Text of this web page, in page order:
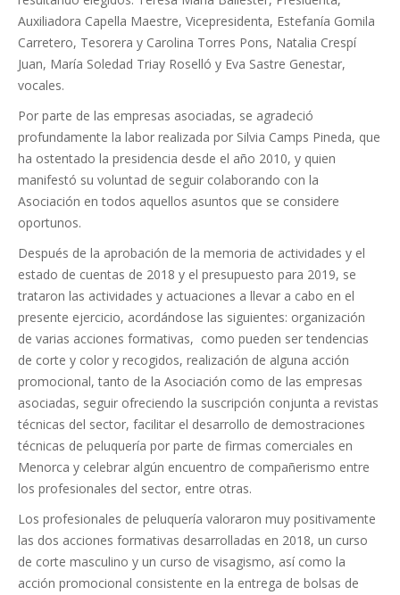
Auxiliadora Capella Maestre, Vicepresidenta, Estefanía Gomila
Carretero, Tesorera y Carolina Torres Pons, Natalia Crespí
Juan, María Soledad Triay Roselló y Eva Sastre Genestar,
vocales.
Por parte de las empresas asociadas, se agradeció
profundamente la labor realizada por Silvia Camps Pineda, que
ha ostentado la presidencia desde el año 2010, y quien
manifestó su voluntad de seguir colaborando con la
Asociación en todos aquellos asuntos que se considere
oportunos.
Después de la aprobación de la memoria de actividades y el
estado de cuentas de 2018 y el presupuesto para 2019, se
trataron las actividades y actuaciones a llevar a cabo en el
presente ejercicio, acordándose las siguientes: organización
de varias acciones formativas, como pueden ser tendencias
de corte y color y recogidos, realización de alguna acción
promocional, tanto de la Asociación como de las empresas
asociadas, seguir ofreciendo la suscripción conjunta a revistas
técnicas del sector, facilitar el desarrollo de demostraciones
técnicas de peluquería por parte de firmas comerciales en
Menorca y celebrar algún encuentro de compañerismo entre
los profesionales del sector, entre otras.
Los profesionales de peluquería valoraron muy positivamente
las dos acciones formativas desarrolladas en 2018, un curso
de corte masculino y un curso de visagismo, así como la
acción promocional consistente en la entrega de bolsas de